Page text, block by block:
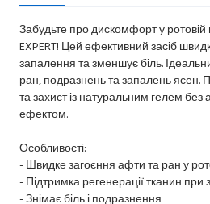
Забудьте про дискомфорт у
EXPERT! Цей ефективний засіб
запалення та зменшує біль.
ран, подразнень та запалень ясен.
та захист із натуральним гелем без
ефектом.
Особливості:
- Швидке загоєння афти та ран у
- Підтримка регенерації тканин при
- Знімає біль і подразнення